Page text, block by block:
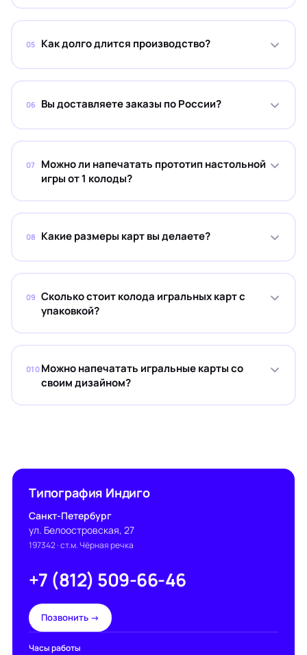
05 Как долго длится производство?
06 Вы доставляете заказы по России?
07
Можно ли напечатать прототип настольной
игры от 1 колоды?
08 Какие размеры карт вы делаете?
09 Сколько стоит колода игральных карт с
упаковкой?
010 Можно напечатать игральные карты со
своим дизайном?
Типография Индиго
Санкт-Петербург
ул. Белоостровская, 27
197342· ст.м. Чёрная речка
+7 (812) 509-66-46
Позвонить →
Часы работы